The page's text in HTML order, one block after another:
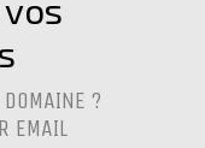
?
EMAIL